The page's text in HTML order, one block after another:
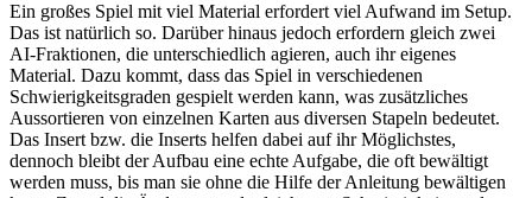
Ein großes Spiel mit viel Material erfordert viel Aufwand im Setup.
Das ist natürlich so. Darüber hinaus jedoch erfordern gleich zwei
AI-Fraktionen, die unterschiedlich agieren, auch ihr eigenes
Material. Dazu kommt, dass das Spiel in verschiedenen
Schwierigkeitsgraden gespielt werden kann, was zusätzliches
Aussortieren von einzelnen Karten aus diversen Stapeln bedeutet.
Das Insert bzw. die Inserts helfen dabei auf ihr Möglichstes,
dennoch bleibt der Aufbau eine echte Aufgabe, die oft bewältigt
werden muss, bis man sie ohne die Hilfe der Anleitung bewältigen